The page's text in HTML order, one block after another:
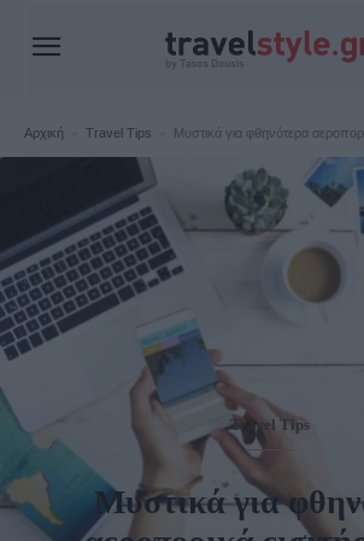
Αρχική Travel Tips Μυστικά για φθηνότερα
Travel Tips
Μυστικά για